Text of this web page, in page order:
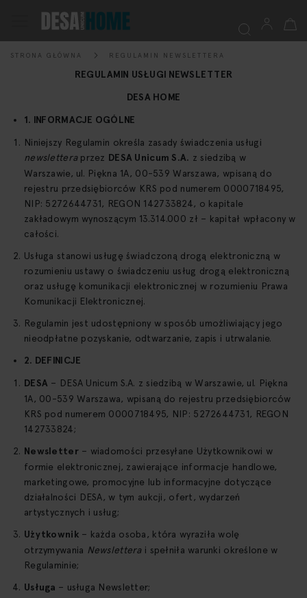
Mój
STRONA GŁÓWNA REGULAMIN NEWSLETTERA
REGULAMIN USŁUGI NEWSLETTER
DESA HOME
1. INFORMACJE OGÓLNE
Niniejszy Regulamin określa zasady świadczenia usługi
newsletteraprzez DESA Unicum S.A. z siedzibą w
Warszawie, ul. Piękna 1A, 00-539 Warszawa, wpisaną do
rejestru przedsiębiorców KRS pod numerem 0000718495,
NIP: 5272644731, REGON 142733824, o kapitale
zakładowym wynoszącym 13.314.000 zł – kapitał wpłacony w
całości.
Usługa stanowi usługę świadczoną drogą elektroniczną w
rozumieniu ustawy o świadczeniu usług drogą elektroniczną
oraz usługę komunikacji elektronicznej w rozumieniu Prawa
Komunikacji Elektronicznej.
Regulamin jest udostępniony w sposób umożliwiający jego
nieodpłatne pozyskanie, odtwarzanie, zapis i utrwalanie.
2. DEFINICJE
DESA – DESA Unicum S.A. z siedzibą w Warszawie, ul. Piękna
1A, 00-539 Warszawa, wpisaną do rejestru przedsiębiorców
KRS pod numerem 0000718495, NIP: 5272644731, REGON
142733824;
Newsletter– wiadomości przesyłane Użytkownikowi w
formie elektronicznej, zawierające informacje handlowe,
marketingowe, promocyjne lub informacyjne dotyczące
działalności DESA, w tym aukcji, ofert, wydarzeń
artystycznych i usług;
Użytkownik– każda osoba, która wyraziła wolę
otrzymywania Newsletterai spełniła warunki określone w
Regulaminie;
Usługa – usługa Newsletter;